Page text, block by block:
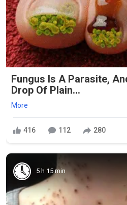
Fungus Is A Parasite,
Drop Of Plain...
More
416 112 280
5 h 15 min